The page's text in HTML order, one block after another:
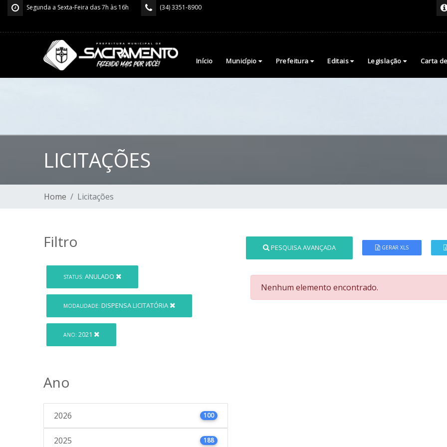
Segunda a Sexta-Feira das 7h às 16h (34) 3351-8900
Início Município Prefeitura Editais Legislação Carta
LICITAÇÕES
Home Licitações
Filtro
STATUS: ANULADO
MODALIDADE: DISPENSA LICITATÓRIA
ANO: 2021
Ano
2026 100
2025 188
PESQUISA AVANÇADA GERAR XLS
Nenhum elemento encontrado.